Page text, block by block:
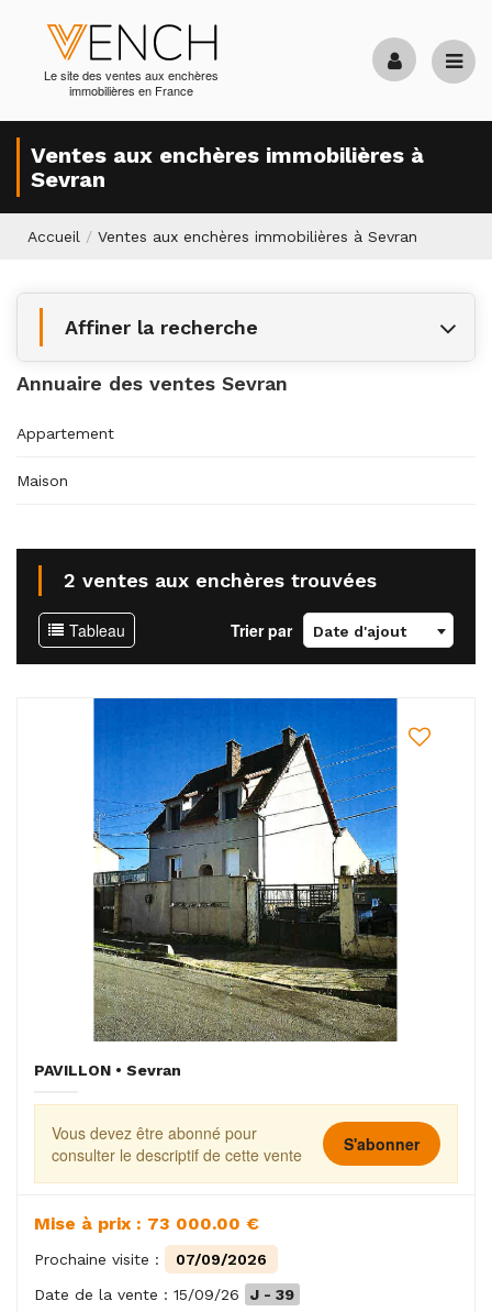
Le site des ventes aux enchères
immobilières en France
Ventes aux enchères immobilières à
Sevran
Accueil / Ventes aux enchères immobilières à Sevran
Affiner la recherche
Annuaire des ventes Sevran
Appartement
Maison
2 ventes aux enchères trouvées
Tableau Trier par Date d'ajout
PAVILLON • Sevran
Vous devez être abonné pour
consulter le descriptif de cette vente
S'abonner
Mise à prix : 73 000.00 €
Prochaine visite :
07/09/2026
Date de la vente : 15/09/26
J - 39